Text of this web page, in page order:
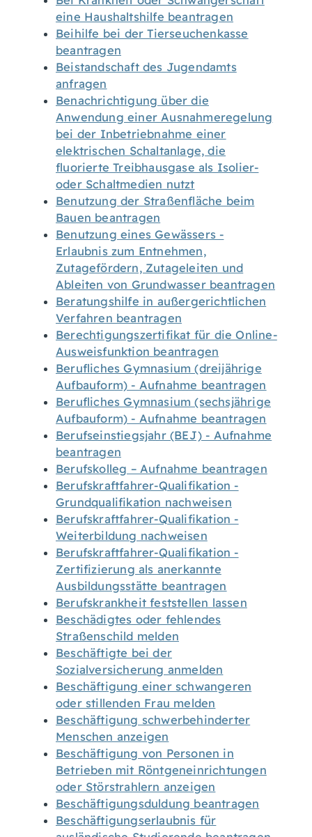
eine Haushaltshilfe beantragen
Beihilfe bei der Tierseuchenkasse
beantragen
Beistandschaft des Jugendamts
anfragen
Benachrichtigung über die
Anwendung einer Ausnahmeregelung
bei der Inbetriebnahme einer
elektrischen Schaltanlage, die
fluorierte Treibhausgase als Isolier-
oder Schaltmedien nutzt
Benutzung der Straßenfläche beim
Bauen beantragen
Benutzung eines Gewässers -
Erlaubnis zum Entnehmen,
Zutagefördern, Zutageleiten und
Ableiten von Grundwasser beantragen
Beratungshilfe in außergerichtlichen
Verfahren beantragen
Berechtigungszertifikat für die Online-
Ausweisfunktion beantragen
Berufliches Gymnasium (dreijährige
Aufbauform) - Aufnahme beantragen
Berufliches Gymnasium (sechsjährige
Aufbauform) - Aufnahme beantragen
Berufseinstiegsjahr (BEJ) - Aufnahme
beantragen
Berufskolleg – Aufnahme beantragen
Berufskraftfahrer-Qualifikation -
Grundqualifikation nachweisen
Berufskraftfahrer-Qualifikation -
Weiterbildung nachweisen
Berufskraftfahrer-Qualifikation -
Zertifizierung als anerkannte
Ausbildungsstätte beantragen
Berufskrankheit feststellen lassen
Beschädigtes oder fehlendes
Straßenschild melden
Beschäftigte bei der
Sozialversicherung anmelden
Beschäftigung einer schwangeren
oder stillenden Frau melden
Beschäftigung schwerbehinderter
Menschen anzeigen
Beschäftigung von Personen in
Betrieben mit Röntgeneinrichtungen
oder Störstrahlern anzeigen
Beschäftigungsduldung beantragen
Beschäftigungserlaubnis für